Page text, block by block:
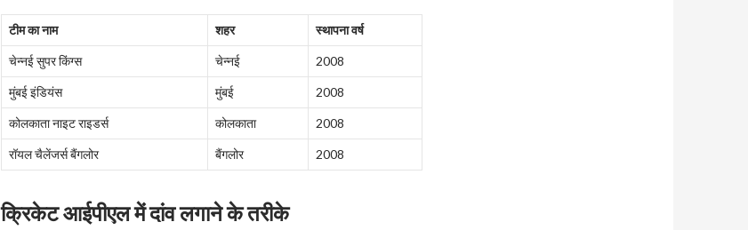
टीम का नाम शहर स्थापना वर्ष
चेन्नई सुपर किंग्स चेन्नई 2008
मुंबई इंडियंस मुंबई 2008
कोलकाता नाइट राइडर्स कोलकाता 2008
रॉयल चैलेंजर्स बैंगलोर बैंगलोर 2008
क्रिकेट आईपीएल में दांव लगाने के तरीके